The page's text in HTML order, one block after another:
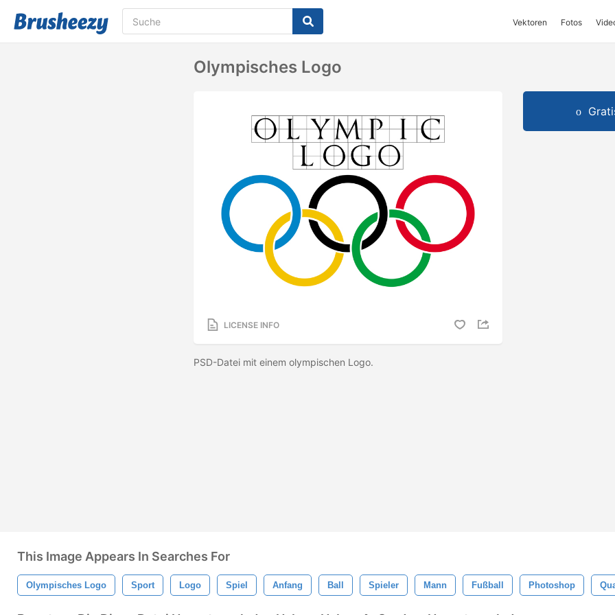
Vektoren Fotos
Olympisches Logo
LICENSE INFO
PSD-Datei mit einem olympischen Logo.
This Image Appears In Searches For
Olympisches Logo Sport Logo Spiel Anfang Ball Spieler Mann Fußball Photoshop